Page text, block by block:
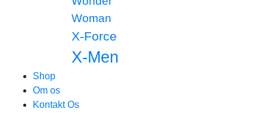
Woman
X-Force
X-Men
Shop
Om os
Kontakt Os